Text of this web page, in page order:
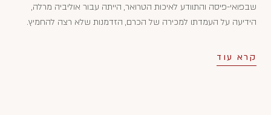
שבפואי-פיסה והתוודע לאיכות הטרואר, הייתה עבור אוליביה מרלה,
הידיעה על העמדתו למכירה של הכרם, הזדמנות שלא רצה להחמיץ.
קרא עוד